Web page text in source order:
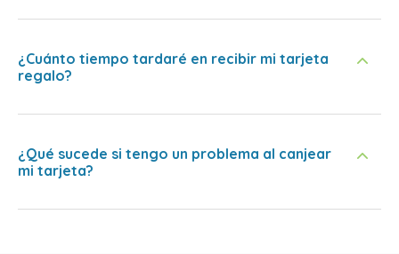
¿Cuánto tiempo tardaré en recibir mi tarjeta
regalo?
¿Qué sucede si tengo un problema al canjear
mi tarjeta?